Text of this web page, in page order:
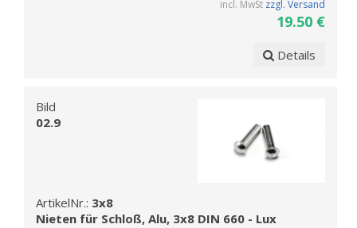
incl. MwSt zzgl. Versand
19.50 €
Details
Bild
02.9
ArtikelNr.: 3x8
Nieten für Schloß, Alu, 3x8 DIN 660 - Lux